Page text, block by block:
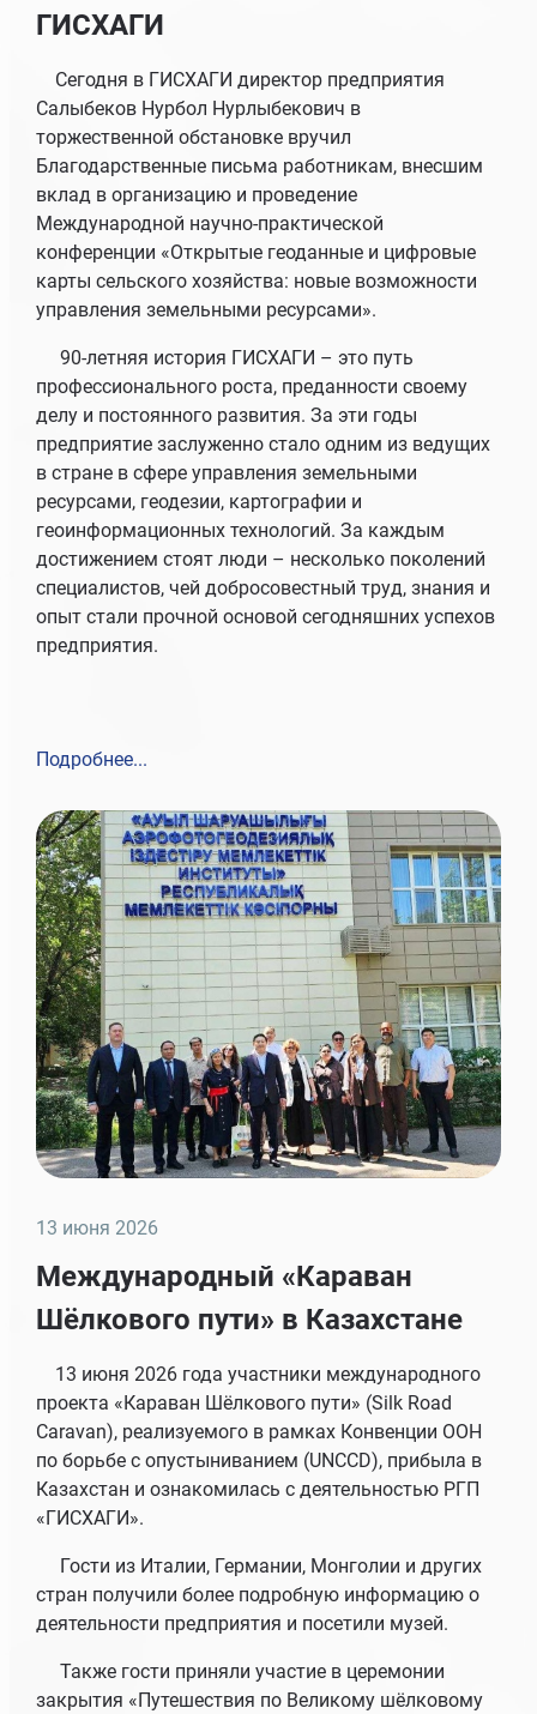
ГИСХАГИ
Сегодня в ГИСХАГИ директор предприятия
Салыбеков Нурбол Нурлыбекович в
торжественной обстановке вручил
Благодарственные письма работникам, внесшим
вклад в организацию и проведение
Международной научно-практической
конференции «Открытые геоданные и цифровые
карты сельского хозяйства: новые возможности
управления земельными ресурсами».
90-летняя история ГИСХАГИ – это путь
профессионального роста, преданности своему
делу и постоянного развития. За эти годы
предприятие заслуженно стало одним из ведущих
в стране в сфере управления земельными
ресурсами, геодезии, картографии и
геоинформационных технологий. За каждым
достижением стоят люди – несколько поколений
специалистов, чей добросовестный труд, знания и
опыт стали прочной основой сегодняшних успехов
предприятия.
Подробнее...
13 июня 2026
Международный «Караван
Шёлкового пути» в Казахстане
13 июня 2026 года участники международного
проекта «Караван Шёлкового пути» (Silk Road
Caravan), реализуемого в рамках Конвенции ООН
по борьбе с опустыниванием (UNCCD), прибыла в
Казахстан и ознакомилась с деятельностью РГП
«ГИСХАГИ».
Гости из Италии, Германии, Монголии и других
стран получили более подробную информацию о
деятельности предприятия и посетили музей.
Также гости приняли участие в церемонии
закрытия «Путешествия по Великому шёлковому
Напишите нам